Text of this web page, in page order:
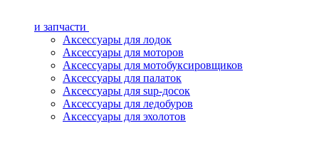
и запчасти
Аксессуары для лодок
Аксессуары для моторов
Аксессуары для мотобуксировщиков
Аксессуары для палаток
Аксессуары для sup-досок
Аксессуары для ледобуров
Аксессуары для эхолотов